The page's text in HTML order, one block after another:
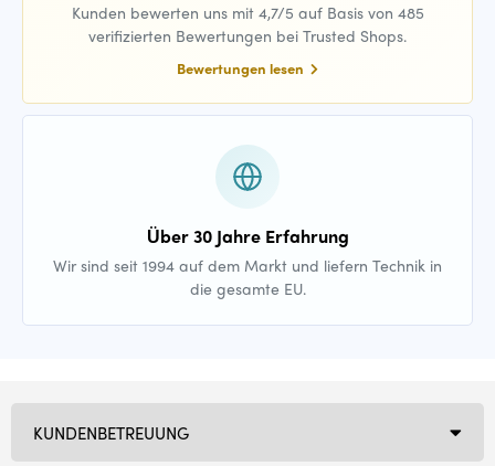
Kunden bewerten uns mit 4,7/5 auf Basis von 485
verifizierten Bewertungen bei Trusted Shops.
Bewertungen lesen
Über 30 Jahre Erfahrung
Wir sind seit 1994 auf dem Markt und liefern Technik in
die gesamte EU.
KUNDENBETREUUNG